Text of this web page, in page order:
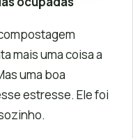
mais uma coisa a
uma boa
estresse. Ele foi